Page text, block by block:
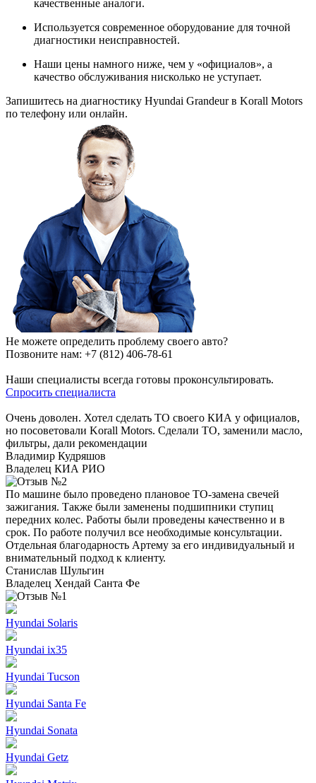
качественные аналоги.
Используется современное оборудование для точной
диагностики неисправностей.
Наши цены намного ниже, чем у «официалов», а
качество обслуживания нисколько не уступает.
Запишитесь на диагностику Hyundai Grandeur в Korall Motors
по телефону или онлайн.
Не можете определить проблему своего авто?
Позвоните нам: +7 (812) 406-78-61
Наши специалисты всегда готовы проконсультировать.
Спросить специалиста
Очень доволен. Хотел сделать ТО своего КИА у официалов,
но посоветовали Korall Motors. Сделали ТО, заменили масло,
фильтры, дали рекомендации
Владимир Кудряшов
Владелец КИА РИО
По машине было проведено плановое ТО-замена свечей
зажигания. Также были заменены подшипники ступиц
передних колес. Работы были проведены качественно и в
срок. По работе получил все необходимые консультации.
Отдельная благодарность Артему за его индивидуальный и
внимательный подход к клиенту.
Станислав Шульгин
Владелец Хендай Санта Фе
Hyundai Solaris
Hyundai ix35
Hyundai Tucson
Hyundai Santa Fe
Hyundai Sonata
Hyundai Getz